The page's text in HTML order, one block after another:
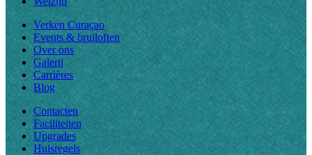
Verken Curaçao
Events & bruiloften
Over ons
Galerij
Carrières
Blog
Contacten
Faciliteiten
Upgrades
Huisregels